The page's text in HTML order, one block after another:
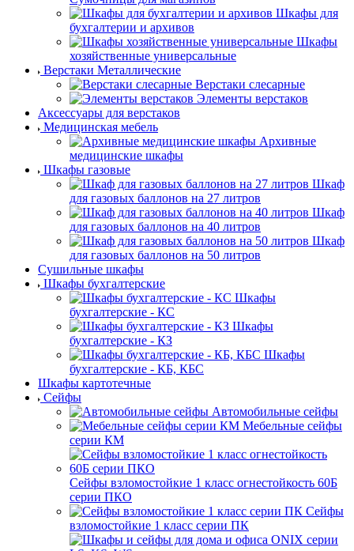
Шкафы для
бухгалтерии и архивов
Шкафы
хозяйственные универсальные
Верстаки Металлические
Верстаки слесарные
Элементы верстаков
Аксессуары для верстаков
Медицинская мебель
Архивные
медицинские шкафы
Шкафы газовые
Шкаф
для газовых баллонов на 27 литров
Шкаф
для газовых баллонов на 40 литров
Шкаф
для газовых баллонов на 50 литров
Сушильные шкафы
Шкафы бухгалтерские
Шкафы
бухгалтерские - КС
Шкафы
бухгалтерские - КЗ
Шкафы
бухгалтерские - КБ, КБС
Шкафы картотечные
Сейфы
Автомобильные сейфы
Мебельные сейфы
серии КМ
Сейфы взломостойкие 1 класс огнестойкость 60Б
серии ПКО
Сейфы
взломостойкие 1 класс серии ПК